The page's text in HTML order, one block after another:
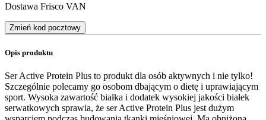
Dostawa Frisco VAN
Zmień kod pocztowy
Opis produktu
Ser Active Protein Plus to produkt dla osób aktywnych i nie tylko!
Szczególnie polecamy go osobom dbającym o dietę i uprawiającym
sport. Wysoka zawartość białka i dodatek wysokiej jakości białek
serwatkowych sprawia, że ser Active Protein Plus jest dużym